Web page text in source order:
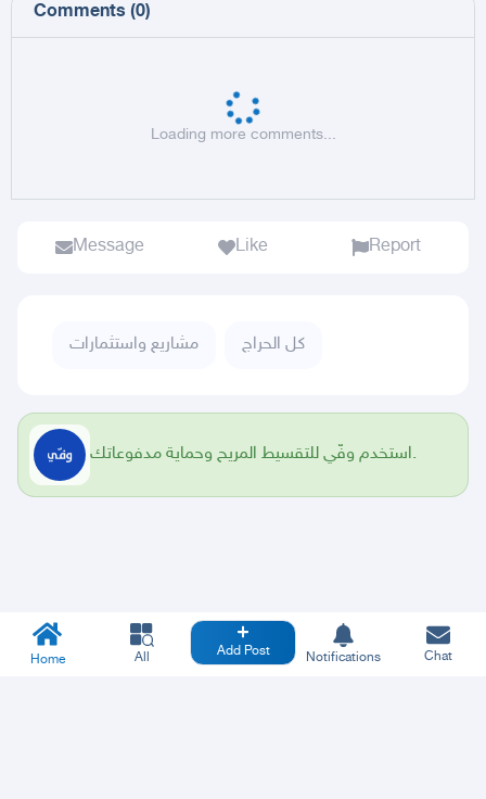
Comments (0)
Loading more comments...
Message Like Report
مشاريع واستثمارات كل الحراج
استخدم وفّي للتقسيط المريح وحماية مدفوعاتك.
Home All Add Post Notifications Chat